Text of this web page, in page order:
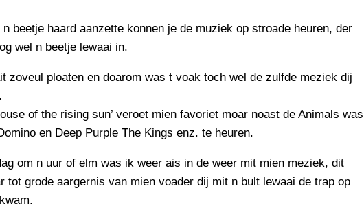
beetje haard aanzette konnen je de muziek op stroade heuren, der
wel n beetje lewaai in.
zoveul ploaten en doarom was t voak toch wel de zulfde meziek dij
of the rising sun’ veroet mien favoriet moar noast de Animals was
en Deep Purple The Kings enz. te heuren.
om n uur of elm was ik weer ais in de weer mit mien meziek, dit
tot grode aargernis van mien voader dij mit n bult lewaai de trap op